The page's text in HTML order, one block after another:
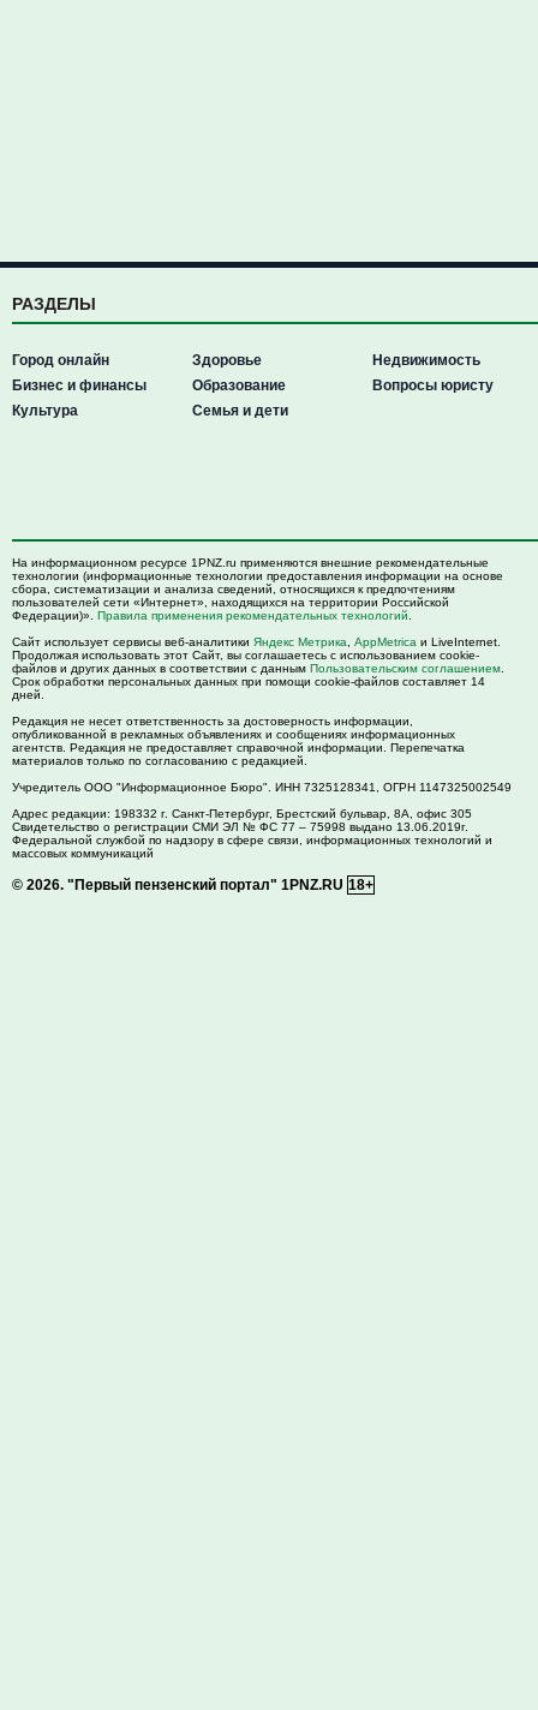
РАЗДЕЛЫ
Город онлайн
Бизнес и финансы
Культура
Здоровье
Образование
Семья и дети
Недвижимость
Вопросы юристу
На информационном ресурсе 1PNZ.ru применяются внешние рекомендательные
технологии (информационные технологии предоставления информации на основе
сбора, систематизации и анализа сведений, относящихся к предпочтениям
пользователей сети «Интернет», находящихся на территории Российской
Федерации)». Правила применения рекомендательных технологий
Сайт использует сервисы веб-аналитики Яндекс Метрика AppMetrica и LiveInternet.
Продолжая использовать этот Сайт, вы соглашаетесь с использованием cookie-
файлов и других данных в соответствии с данным Пользовательским соглашением
Срок обработки персональных данных при помощи cookie-файлов составляет 14
дней.
Редакция не несет ответственность за достоверность информации,
опубликованной в рекламных объявлениях и сообщениях информационных
агентств. Редакция не предоставляет справочной информации. Перепечатка
материалов только по согласованию с редакцией.
Учредитель ООО "Информационное Бюро". ИНН 7325128341, ОГРН 1147325002549
Адрес редакции: 198332 г. Санкт-Петербург, Брестский бульвар, 8А, офис 305
Свидетельство о регистрации СМИ ЭЛ № ФС 77 – 75998 выдано 13.06.2019г.
Федеральной службой по надзору в сфере связи, информационных технологий и
массовых коммуникаций
© 2026. "Первый пензенский портал" 1PNZ.RU 18+